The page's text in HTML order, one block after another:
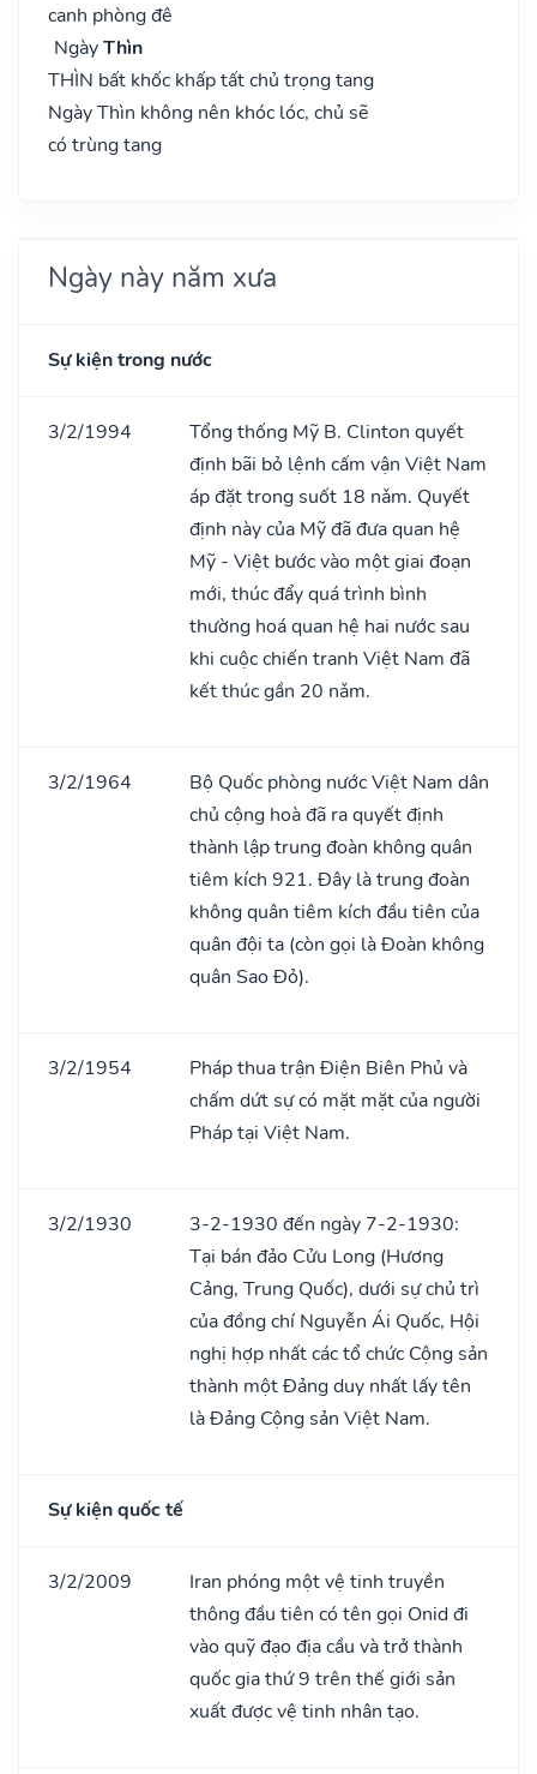
canh phòng đê
NgàyThìn
THÌN bất khốc khấp tất chủ trọng tang
Ngày Thìn không nên khóc lóc, chủ sẽ
có trùng tang
Ngày này năm xưa
Sự kiện trong nước
3/2/1994
Tổng thống Mỹ B. Clinton quyết
định bãi bỏ lệnh cấm vận Việt Nam
áp đặt trong suốt 18 nǎm. Quyết
định này của Mỹ đã đưa quan hệ
Mỹ - Việt bước vào một giai đoạn
mới, thúc đẩy quá trình bình
thường hoá quan hệ hai nước sau
khi cuộc chiến tranh Việt Nam đã
kết thúc gần 20 nǎm.
3/2/1964
Bộ Quốc phòng nước Việt Nam dân
chủ cộng hoà đã ra quyết định
thành lập trung đoàn không quân
tiêm kích 921. Đây là trung đoàn
không quân tiêm kích đầu tiên của
quân đội ta (còn gọi là Đoàn không
quân Sao Đỏ).
3/2/1954
Pháp thua trận Điện Biên Phủ và
chấm dứt sự có mặt mặt của người
Pháp tại Việt Nam.
3/2/1930
3-2-1930 đến ngày 7-2-1930:
Tại bán đảo Cửu Long (Hương
Cảng, Trung Quốc), dưới sự chủ trì
của đồng chí Nguyễn Ái Quốc, Hội
nghị hợp nhất các tổ chức Cộng sản
thành một Đảng duy nhất lấy tên
là Đảng Cộng sản Việt Nam.
Sự kiện quốc tế
3/2/2009
Iran phóng một vệ tinh truyền
thông đầu tiên có tên gọi Onid đi
vào quỹ đạo địa cầu và trở thành
quốc gia thứ 9 trên thế giới sản
xuất được vệ tinh nhân tạo.